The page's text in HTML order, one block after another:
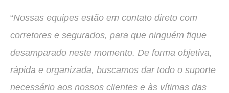
“Nossas equipes estão em contato direto com
corretores e segurados, para que ninguém fique
desamparado neste momento. De forma objetiva,
rápida e organizada, buscamos dar todo o suporte
necessário aos nossos clientes e às vítimas das